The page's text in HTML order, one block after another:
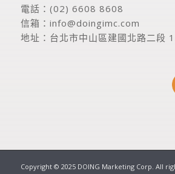
電話： (02) 6608 8608
信箱： info@doingimc.com
地址： 台北市中山區建國北路二段
Copyright © 2025 DOING Marketing Corp. All